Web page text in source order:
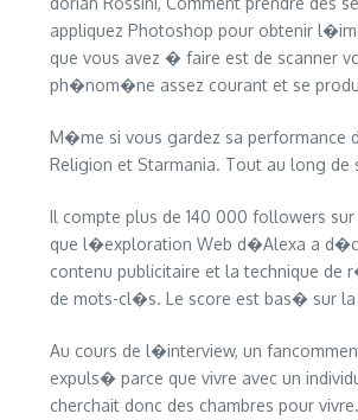
appliquez Photoshop pour obtenir
que vous avez � faire est de scanner
ph�nom�ne assez courant et se
M�me si vous gardez sa performance
Religion et Starmania. Tout au long
Il compte plus de 140 000 followers
que l�exploration Web d�Alexa a
contenu publicitaire et la technique
de mots-cl�s. Le score est bas� sur
Au cours de l�interview, un
expuls� parce que vivre avec un
cherchait donc des chambres pour